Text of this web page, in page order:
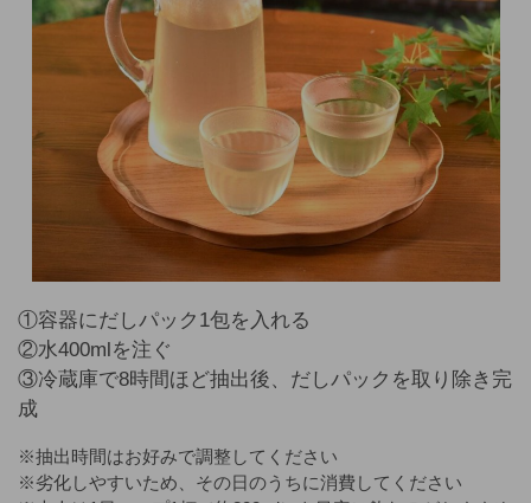
①容器にだしパック1包を入れる
②水400mlを注ぐ
③冷蔵庫で8時間ほど抽出後、だしパックを取り除き完
成
※抽出時間はお好みで調整してください
※劣化しやすいため、その日のうちに消費してください